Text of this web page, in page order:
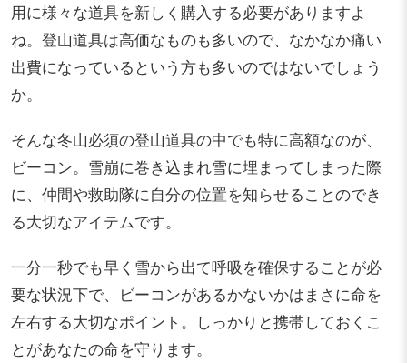
用に様々な道具を新しく購入する必要がありますよ
ね。登山道具は高価なものも多いので、なかなか痛い
出費になっているという方も多いのではないでしょう
か。
そんな冬山必須の登山道具の中でも特に高額なのが、
ビーコン。雪崩に巻き込まれ雪に埋まってしまった際
に、仲間や救助隊に自分の位置を知らせることのでき
る大切なアイテムです。
一分一秒でも早く雪から出て呼吸を確保することが必
要な状況下で、ビーコンがあるかないかはまさに命を
左右する大切なポイント。しっかりと携帯しておくこ
とがあなたの命を守ります。